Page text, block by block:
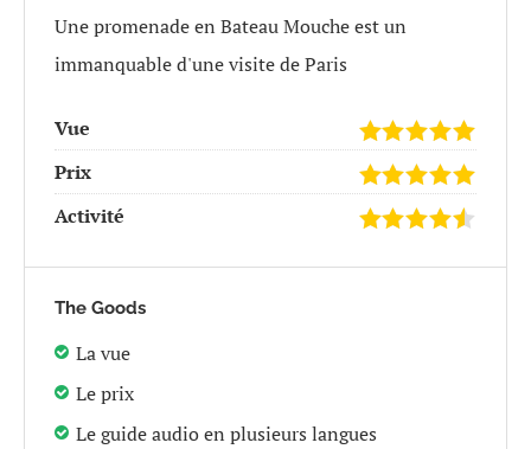
Une promenade en Bateau Mouche est un
immanquable d'une visite de Paris
Vue
Prix
Activité
The Goods
La vue
Le prix
Le guide audio en plusieurs langues